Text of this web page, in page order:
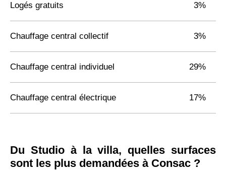
Logés gratuits 3%
Chauffage central collectif 3%
Chauffage central individuel 29%
Chauffage central électrique 17%
Du Studio à la villa, quelles surfaces
sont les plus demandées à Consac ?